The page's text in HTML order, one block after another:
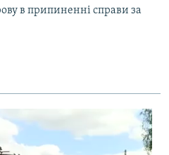
в припиненні справи за